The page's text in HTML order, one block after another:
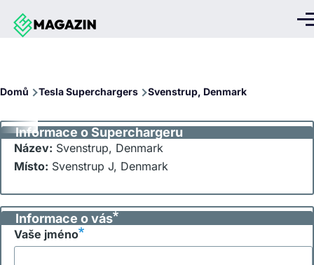
Přejít k hlavnímu obsahu
Domů Tesla Superchargers Svenstrup, Denmark
Informace o Superchargeru
Název: Svenstrup, Denmark
Místo: Svenstrup J, Denmark
Informace o vás
Vaše jméno